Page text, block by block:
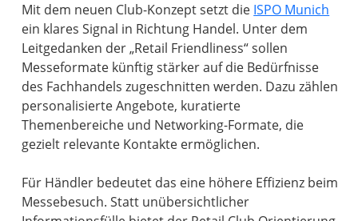
Mit dem neuen Club-Konzept setzt die ISPO Munich
ein klares Signal in Richtung Handel. Unter dem
Leitgedanken der „Retail Friendliness“ sollen
Messeformate künftig stärker auf die Bedürfnisse
des Fachhandels zugeschnitten werden. Dazu zählen
personalisierte Angebote, kuratierte
Themenbereiche und Networking-Formate, die
gezielt relevante Kontakte ermöglichen.
Für Händler bedeutet das eine höhere Effizienz beim
Messebesuch. Statt unübersichtlicher